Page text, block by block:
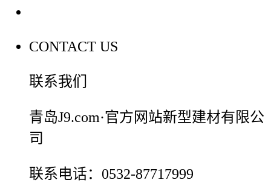
CONTACT US
联系我们
青岛J9.com·官方网站新型建材有限公
司
联系电话：0532-87717999